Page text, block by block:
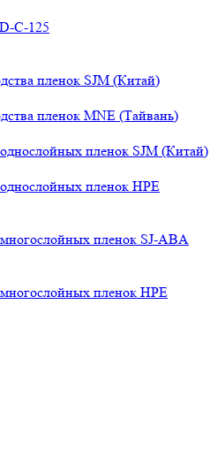
C-125
пленок SJM (Китай)
пленок MNE (Тайвань)
пленок SJM (Китай)
пленок HPE
пленок SJ-ABA
пленок HPE